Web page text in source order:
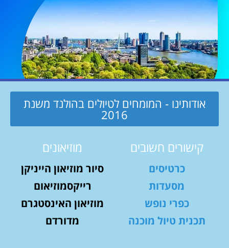
אודותינו - המומחים לטיולים בהולנד משנת
2016
קישורים חשובים
כרטיסים
מסעדות
כפרי נופש
תכנית טיול מוכנה
מוזיאונים
סיור מוזיאון הייניקן
רייקסמוזיאום
מוזיאון האינסטגרם
מדורדם